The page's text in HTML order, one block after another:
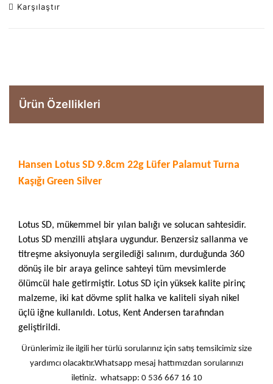
Karşılaştır
Ürün Özellikleri
Hansen Lotus SD 9.8cm 22g Lüfer Palamut Turna
Kaşığı Green Silver
Lotus SD, mükemmel bir yılan balığı ve solucan sahtesidir.
Lotus SD menzilli atışlara uygundur. Benzersiz sallanma ve
titreşme aksiyonuyla sergilediği salınım, durduğunda 360
dönüş ile bir araya gelince sahteyi tüm mevsimlerde
ölümcül hale getirmiştir. Lotus SD için yüksek kalite pirinç
malzeme, iki kat dövme split halka ve kaliteli siyah nikel
üçlü iğne kullanıldı. Lotus, Kent Andersen tarafından
geliştirildi.
Ürünlerimiz ile ilgili her türlü sorularınız için satış temsilcimiz size
yardımcı olacaktır.Whatsapp mesaj hattımızdan sorularınızı
iletiniz. whatsapp: 0 536 667 16 10